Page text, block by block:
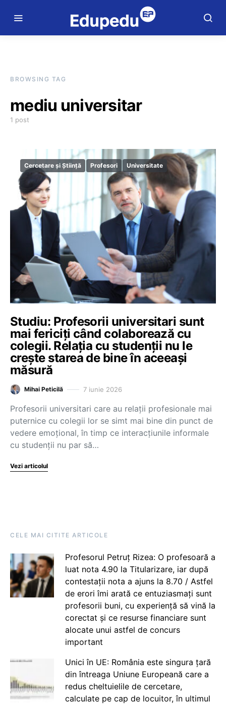
BROWSING TAG
mediu universitar
1 post
Cercetare și Știință Profesori Universitate
Studiu: Profesorii universitari sunt
mai fericiți când colaborează cu
colegii. Relația cu studenții nu le
crește starea de bine în aceeași
măsură
Mihai Peticilă 7 iunie 2026
Profesorii universitari care au relații profesionale mai
puternice cu colegii lor se simt mai bine din punct de
vedere emoțional, în timp ce interacțiunile informale
cu studenții nu par să…
Vezi articolul
CELE MAI CITITE ARTICOLE
Profesorul Petruț Rizea: O profesoară a
luat nota 4.90 la Titularizare, iar după
contestații nota a ajuns la 8.70 / Astfel
de erori îmi arată ce entuziasmați sunt
profesorii buni, cu experiență să vină la
corectat și ce resurse financiare sunt
alocate unui astfel de concurs
important
Unici în UE: România este singura țară
din întreaga Uniune Europeană care a
redus cheltuielile de cercetare,
calculate pe cap de locuitor, în ultimul